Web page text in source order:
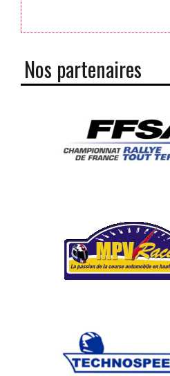
Nos partenaires